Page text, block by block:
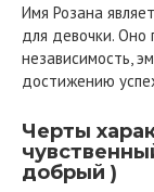
Имя Розана
для девочки. Оно
независимость,
достижению
Черты
добрый )